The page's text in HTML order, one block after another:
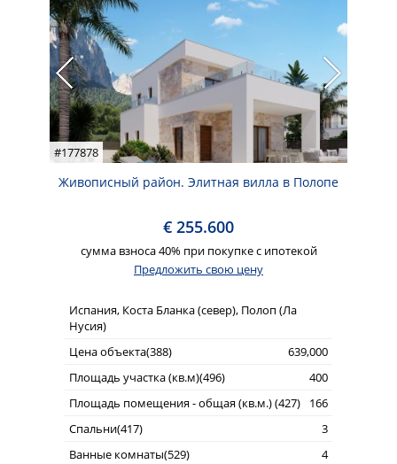
#177878
Живописный район. Элитная вилла в Полопе
€ 255.600
сумма взноса 40% при покупке с ипотекой
Предложить свою цену
Испания, Коста Бланка (север), Полоп (Ла
Нусия)
Цена объекта(388)
639,000
Площадь участка (кв.м)(496)
400
Площадь помещения - общая (кв.м.) (427)
166
Спальни(417)
3
Ванные комнаты(529)
4